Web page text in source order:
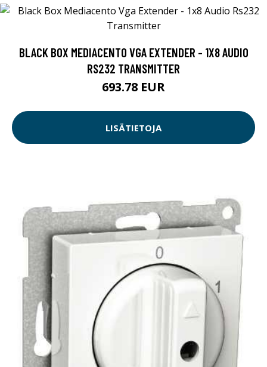
BLACK BOX MEDIACENTO VGA EXTENDER - 1X8 AUDIO
RS232 TRANSMITTER
693.78 EUR
LISÄTIETOJA